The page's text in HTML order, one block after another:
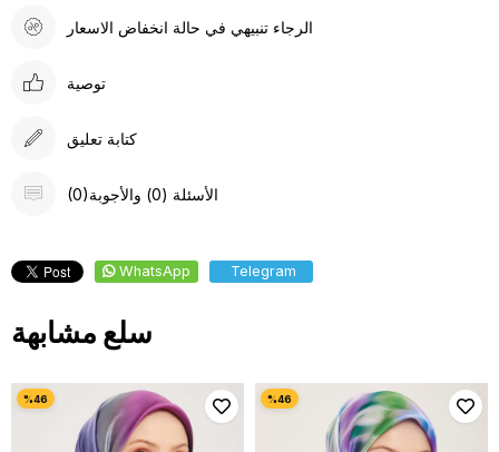
الرجاء تنبيهي في حالة انخفاض الاسعار
توصية
كتابة تعليق
(0)الأسئلة (0) والأجوبة
WhatsApp Telegram
سلع مشابهة